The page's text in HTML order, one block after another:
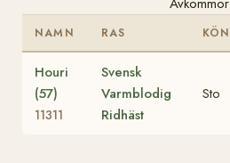
NAMN RAS KÖN
Houri
(57)
11311
Svensk
Varmblodig
Ridhäst
Sto